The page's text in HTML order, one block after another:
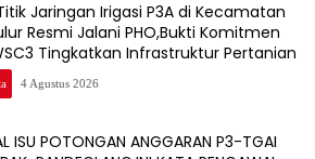
Jaringan Irigasi P3A di Kecamatan
Resmi Jalani PHO,Bukti Komitmen
Tingkatkan Infrastruktur Pertanian
4 Agustus 2026
ISU POTONGAN ANGGARAN P3-TGAI